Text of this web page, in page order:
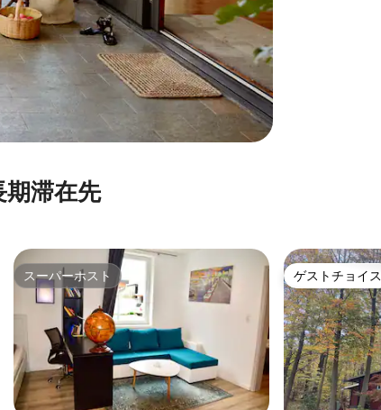
滞在先
スーパーホスト
スーパーホスト ゲストチョイス
ゲストチョイス